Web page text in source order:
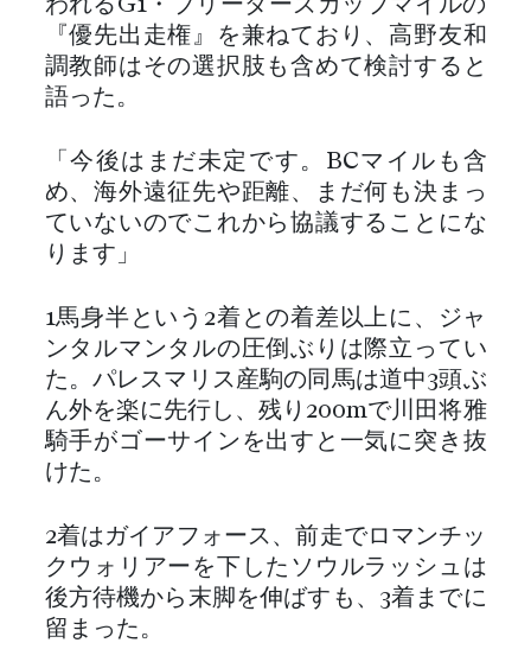
われるG1・ブリーダーズカップマイルの
『優先出走権』を兼ねており、高野友和
調教師はその選択肢も含めて検討すると
語った。
「今後はまだ未定です。BCマイルも含
め、海外遠征先や距離、まだ何も決まっ
ていないのでこれから協議することにな
ります」
1馬身半という2着との着差以上に、ジャ
ンタルマンタルの圧倒ぶりは際立ってい
た。パレスマリス産駒の同馬は道中3頭ぶ
ん外を楽に先行し、残り200mで川田将雅
騎手がゴーサインを出すと一気に突き抜
けた。
2着はガイアフォース、前走でロマンチッ
クウォリアーを下したソウルラッシュは
後方待機から末脚を伸ばすも、3着までに
留まった。